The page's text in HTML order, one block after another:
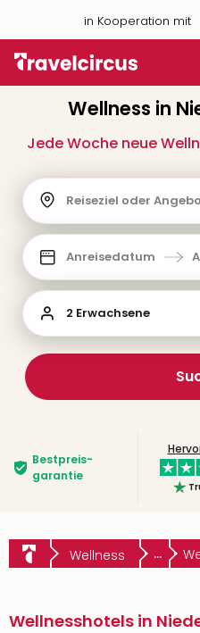
in Kooperation mit
Wellness in
Jede Woche neue
Reiseziel oder
Anreisedatum
2 Erwachsene
Bestpreis­
garantie
Wellness ...
Wellnesshotels in